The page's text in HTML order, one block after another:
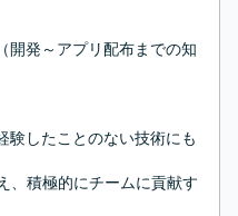
開発～アプリ配布までの知
験したことのない技術にも
、積極的にチームに貢献す